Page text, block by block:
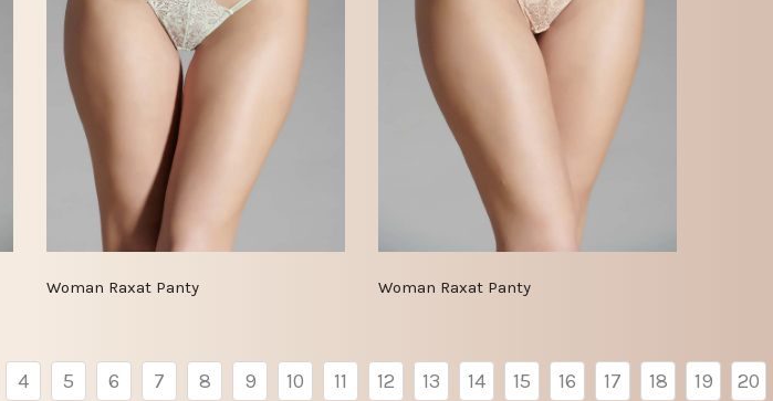
Woman Raxat Panty Woman Raxat Panty
4 5 6 7 8 9 10 11 12 13 14 15 16 17 18 19 20